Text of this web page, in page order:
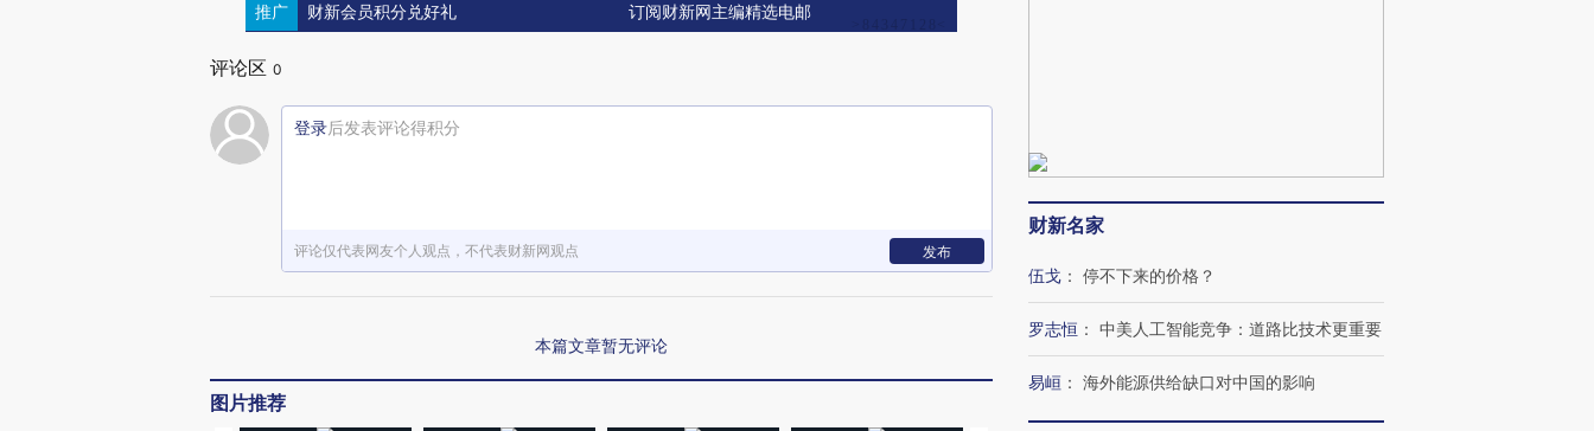
推广 财新会员积分兑好礼 订阅财新网主编精选电邮
评论区 0
登录后发表评论得积分
评论仅代表网友个人观点，不代表财新网观点 发布
本篇文章暂无评论
图片推荐
财新名家
伍戈 ： 停不下来的价格？
罗志恒 ： 中美人工智能竞争：道路比技术更重要
易峘 ： 海外能源供给缺口对中国的影响